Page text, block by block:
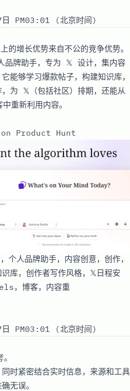
日 PM03:01 (北京时间)
增长优势来自不公的竞争优势。
牌助手，专为 𝕏 设计，集内容
能够学习爆款帖子，构建知识库，
为 𝕏（包括社区）排期，还能从
重新利用内容。
Product Hunt
人品牌助手，内容创意，创作，
库，创作者写作风格，𝕏日程安
，博客，内容重
日 PM03:01 (北京时间)
时紧密结合实时信息，来源和工具
无误。